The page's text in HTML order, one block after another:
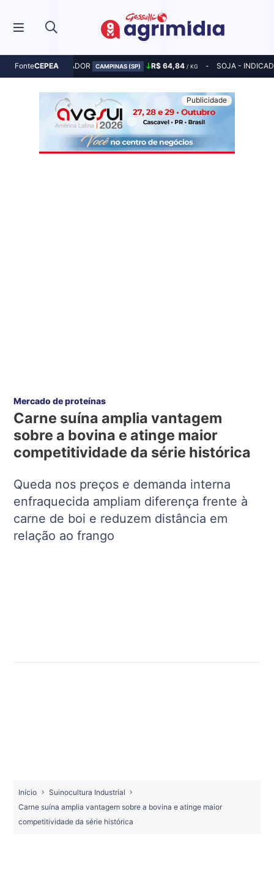
FonteCEPEA
MILHO - INDICADOR CAMPINAS (SP) R$ 64,84 / KG SOJA -
Mercado de proteínas
Carne suína amplia vantagem
sobre a bovina e atinge maior
competitividade da série histórica
Queda nos preços e demanda interna
enfraquecida ampliam diferença frente à
carne de boi e reduzem distância em
relação ao frango
Início
Suinocultura Industrial
Carne suína amplia vantagem sobre a bovina e atinge maior
competitividade da série histórica